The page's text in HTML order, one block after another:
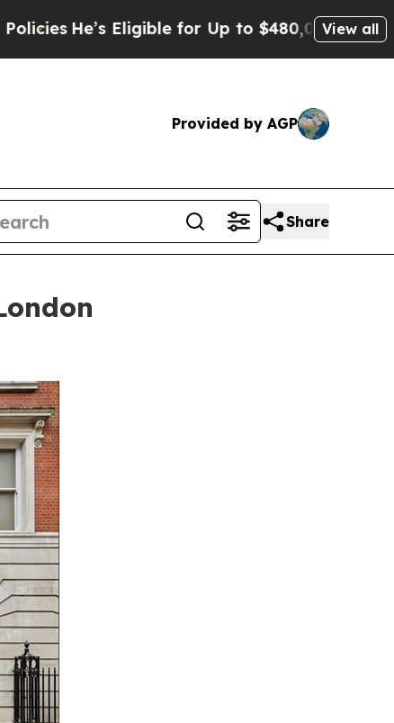
for Up to $480,000 After Being Wrongly
View all
Provided by AGP
Share